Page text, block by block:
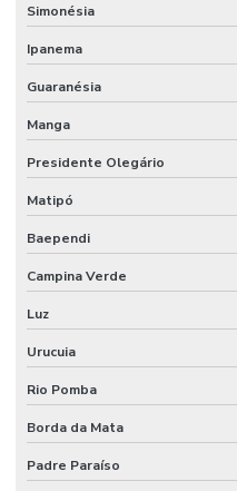
Simonésia
Ipanema
Guaranésia
Manga
Presidente Olegário
Matipó
Baependi
Campina Verde
Luz
Urucuia
Rio Pomba
Borda da Mata
Padre Paraíso